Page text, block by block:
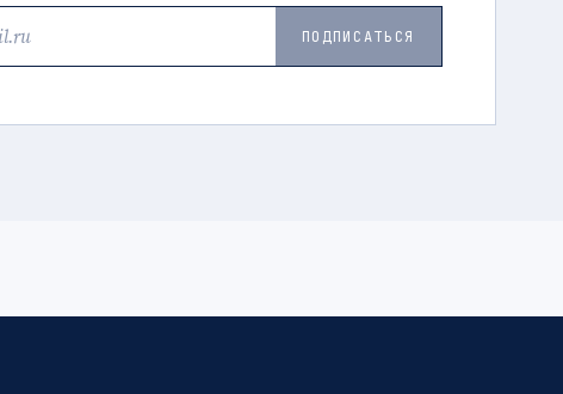
ПОДПИСАТЬСЯ